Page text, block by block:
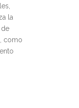
la
como